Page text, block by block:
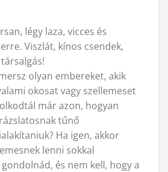
légy laza, vicces és
Viszlát, kínos csendek,
olyan embereket, akik
okosat vagy szellemeset
már azon, hogyan
tűnő
Ha igen, akkor
lenni sokkal
és nem kell, hogy a